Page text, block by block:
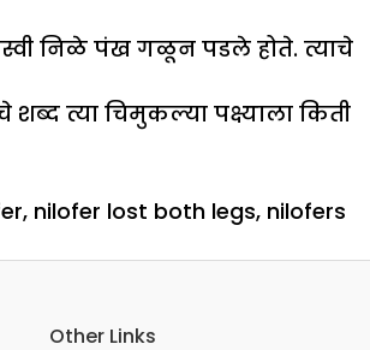
निळे पंख गळून पडले होते. त्याचे
त्या चिमुकल्या पक्ष्याला किती
, nilofer lost both legs, nilofers
Other Links